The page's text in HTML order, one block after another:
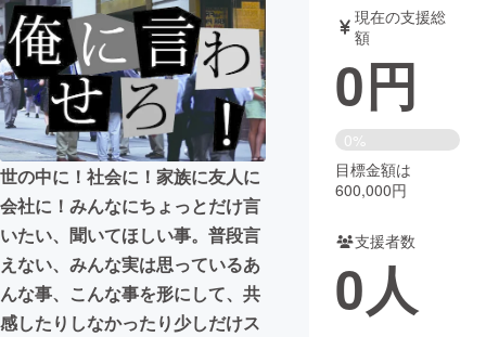
アート・写真 音楽
テクノロジー・ガジェット ゲーム・サ
映像・映画 書籍・雑誌
ビジネス・起業 チャレンジ
まちづくり・地域活性化
CAMPFIRE for Social Good
CAMPFIRE Creation
世の中に！社会に！家族に友人に
会社に！みんなにちょっとだけ言
いたい、聞いてほしい事。普段言
えない、みんな実は思っているあ
んな事、こんな事を形にして、共
感したりしなかったり少しだけス
現在の支援総
額
0円
0%
目標金額は
600,000円
支援者数
0人